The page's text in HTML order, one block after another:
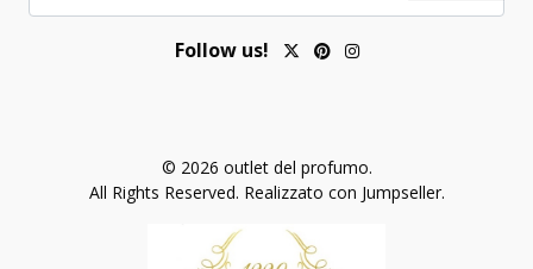
Follow us!
© 2026 outlet del profumo.
All Rights Reserved. Realizzato con Jumpseller.